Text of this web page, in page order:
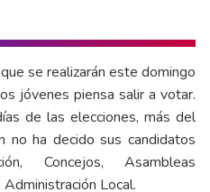
se realizarán este domingo
jóvenes piensa salir a votar.
de las elecciones, más del
ha decido sus candidatos
Concejos, Asambleas
Local.